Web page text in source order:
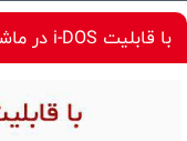
با قابلیت i-DOS در ماشین های لباسشویی بوش،آشناشوید.